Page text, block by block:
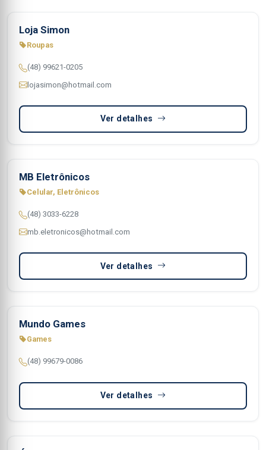
Loja Simon
Roupas
(48) 99621-0205
lojasimon@hotmail.com
Ver detalhes
MB Eletrônicos
Celular, Eletrônicos
(48) 3033-6228
mb.eletronicos@hotmail.com
Ver detalhes
Mundo Games
Games
(48) 99679-0086
Ver detalhes